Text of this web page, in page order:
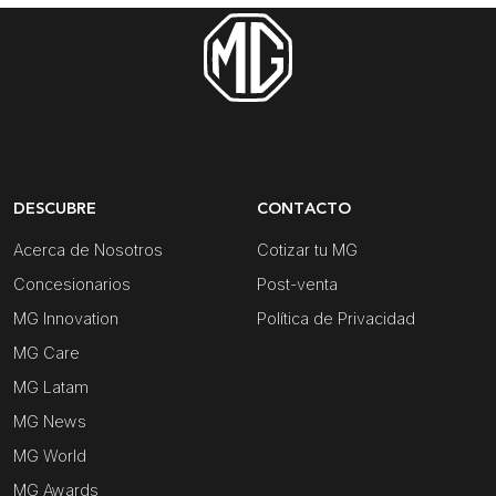
DESCUBRE
Acerca de Nosotros
Concesionarios
MG Innovation
MG Care
MG Latam
MG News
MG World
MG Awards
CONTACTO
Cotizar tu MG
Post-venta
Política de Privacidad